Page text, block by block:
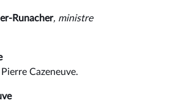
Runacher, ministre
Cazeneuve.